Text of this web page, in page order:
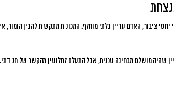
ציבור, האדם עדיין בלתי מוחלף. המכונות מתקשות להבין הומור,
שהיה מושלם מבחינה טכנית, אבל התעלם לחלוטין מהקשר של חג דתי.